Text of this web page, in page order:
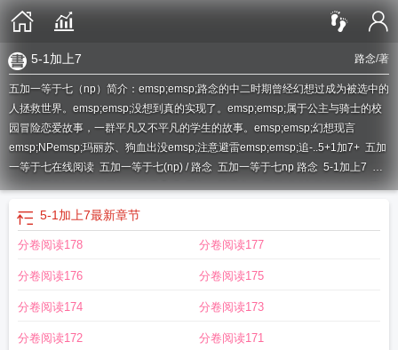
路念/著
5-1加上7
五加一等于七（np）简介：emsp;emsp;路念的中二时期曾经幻想过成为被选中的
人拯救世界。emsp;emsp;没想到真的实现了。emsp;emsp;属于公主与骑士的校
园冒险恋爱故事，一群平凡又不平凡的学生的故事。emsp;emsp;幻想现言
emsp;NPemsp;玛丽苏、狗血出没emsp;注意避雷emsp;emsp;追-..5+1加7+ 五加
一等于七在线阅读 五加一等于七(np) / 路念 五加一等于七np 路念 5-1加上7 五
加一等于七h你知道五加一等于几吗五加一等于七np花卷5-1加7-1你知道五
加一等于多少吗
五加一等于几是什么意思
花卷和桥
度5+71是什么意思 五加一等于七np五加一等于七全文阅
加一等于七(np) 花卷和桥
5+1加+7等于几 5+加1+7
读五加一等于二十七是什么意思 五加一等于多少是什么意思
几五加一等于七[NP 五加一等于七路念五加一是什么意思
5-1加上7最新章节
分卷阅读178 分卷阅读177
分卷阅读176 分卷阅读175
分卷阅读174 分卷阅读173
分卷阅读172 分卷阅读171